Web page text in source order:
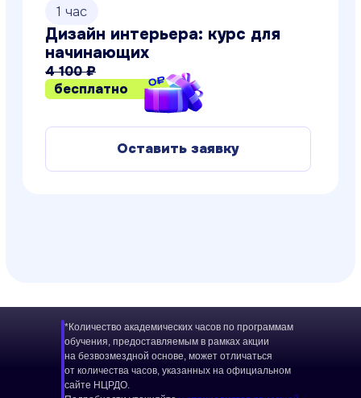
*Количество академических часов по программам
обучения, предоставляемым в рамках акции
на безвозмездной основе, может отличаться
от количества часов, указанных на официальном
сайте НЦРДО.